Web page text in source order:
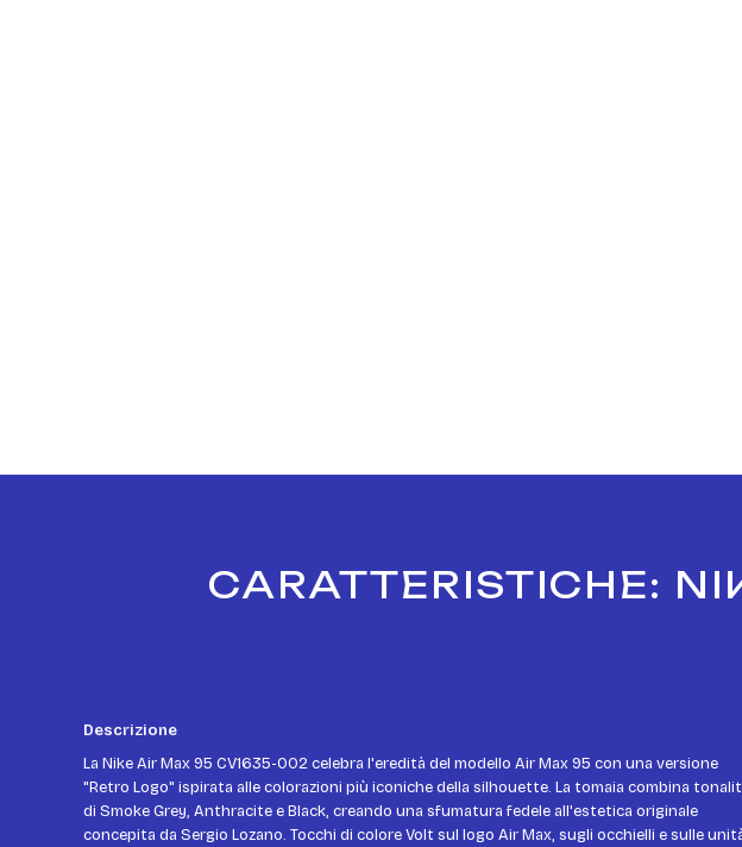
CARATTERISTICHE:
Descrizione
La Nike Air Max 95 CV1635-002 celebra l'eredità del modello Air Max 95 con una versione
"Retro Logo" ispirata alle colorazioni più iconiche della silhouette. La tomaia combina
di Smoke Grey, Anthracite e Black, creando una sfumatura fedele all'estetica originale
concepita da Sergio Lozano. Tocchi di colore Volt sul logo Air Max, sugli occhielli e sulle